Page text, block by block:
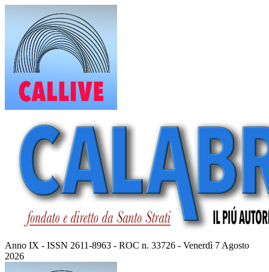
contenuto
Anno IX - ISSN 2611-8963 - ROC n. 33726 - Venerdì 7 Agosto
2026